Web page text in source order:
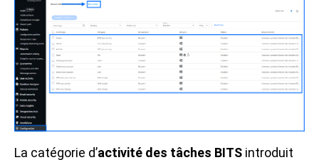
La catégorie d’activité des tâches BITS introduit